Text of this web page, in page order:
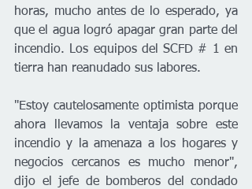
horas, mucho antes de lo esperado, ya
que el agua logró apagar gran parte del
incendio. Los equipos del SCFD # 1 en
tierra han reanudado sus labores.
"Estoy cautelosamente optimista porque
ahora llevamos la ventaja sobre este
incendio y la amenaza a los hogares y
negocios cercanos es mucho menor",
dijo el jefe de bomberos del condado